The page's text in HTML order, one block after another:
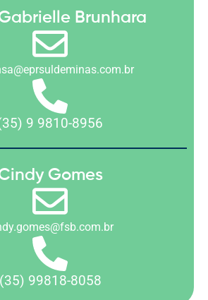
Brunhara
9 9810-8956
Gomes
(35) 99818-8058